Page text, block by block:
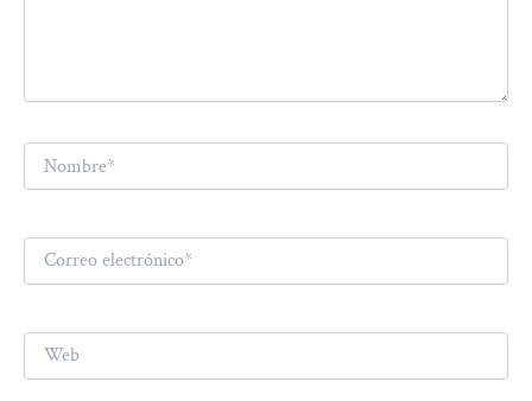
Nombre*
Correo
electrónico*
Web